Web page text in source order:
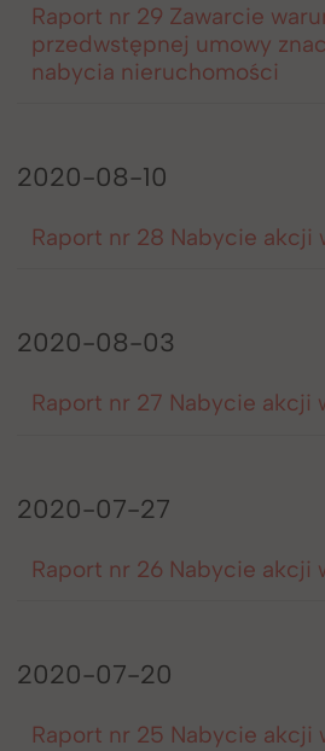
Raport nr 29 Zawarcie
przedwstępnej umowy
nabycia nieruchomości
2020-08-10
Raport nr 28 Nabycie akcji
2020-08-03
Raport nr 27 Nabycie akcji
2020-07-27
Raport nr 26 Nabycie akcji
2020-07-20
Raport nr 25 Nabycie akcji